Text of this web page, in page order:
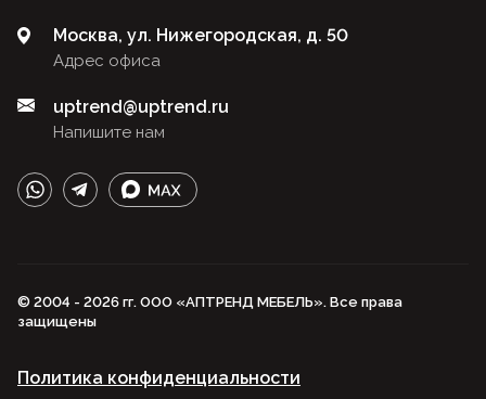
Адрес офиса
Москва, ул. Нижегородская, д. 50
Напишите нам
uptrend@uptrend.ru
© 2004 - 2026 гг. ООО «АПТРЕНД МЕБЕЛЬ». Все права
защищены
Политика конфиденциальности